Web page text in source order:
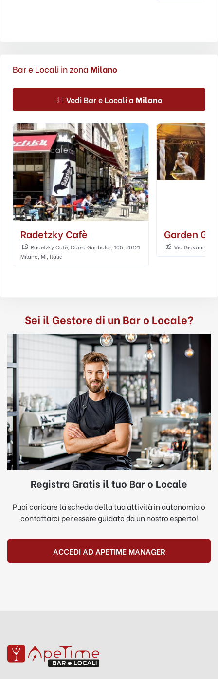
Bar e Locali in zona Milano
Vedi Bar e Locali a Milano
Radetzky Cafè
Radetzky Cafè, Corso Garibaldi, 105, 20121
Milano, MI, Italia
Garden
Via Giovanni
Sei il Gestore di un Bar o Locale?
Registra Gratis il tuo Bar o Locale
Puoi caricare la scheda della tua attività in autonomia o
contattarci per essere guidato da un nostro esperto!
ACCEDI AD APETIME MANAGER